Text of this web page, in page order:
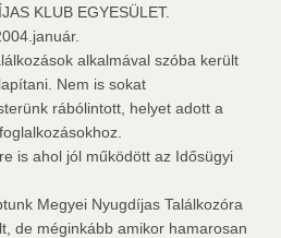
KLUB EGYESÜLET.
alkalmával szóba került
Nem is sokat
rábólintott, helyet adott a
is ahol jól működött az Idősügyi
Megyei Nyugdíjas Találkozóra
de méginkább amikor hamarosan